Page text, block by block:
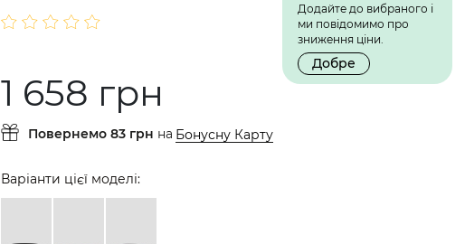
Додайте до вибраного і
ми повідомимо про
зниження ціни.
Добре
1 658 грн
Повернемо 83 грн на Бонусну Карту
Варіанти цієї моделі: